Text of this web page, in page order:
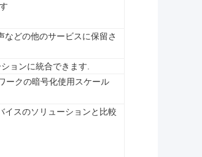
どの他のサービスに保留さ
ョンに統合できます.
ークの暗号化使用スケール
イスのソリューションと比較